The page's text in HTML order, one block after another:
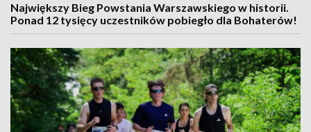
Największy Bieg Powstania Warszawskiego w historii.
Ponad 12 tysięcy uczestników pobiegło dla Bohaterów!